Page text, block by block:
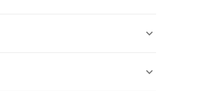
keyboard_arrow_up
keyboard_arrow_up